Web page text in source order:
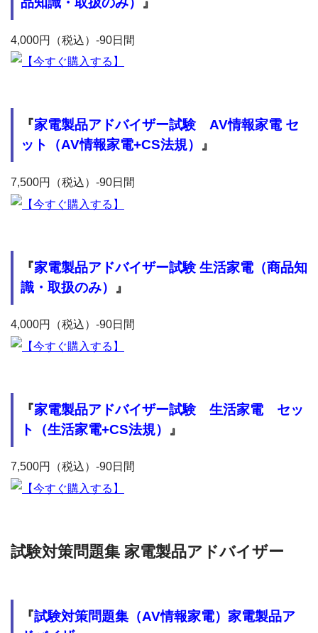
4,000円（税込）-90日間
『家電製品アドバイザー試験 AV情報家電 セ
ット（AV情報家電+CS法規） 』
7,500円（税込）-90日間
『家電製品アドバイザー試験 生活家電（商品知
識・取扱のみ） 』
4,000円（税込）-90日間
『家電製品アドバイザー試験 生活家電 セッ
ト（生活家電+CS法規） 』
7,500円（税込）-90日間
試験対策問題集 家電製品アドバイザー
『試験対策問題集（AV情報家電）家電製品ア